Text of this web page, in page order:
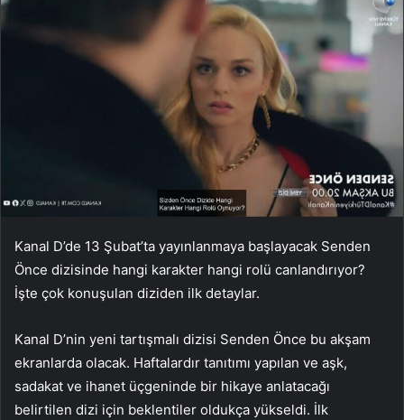
Kanal D’de 13 Şubat’ta yayınlanmaya başlayacak Senden
Önce dizisinde hangi karakter hangi rolü canlandırıyor?
İşte çok konuşulan diziden ilk detaylar.
Kanal D’nin yeni tartışmalı dizisi Senden Önce bu akşam
ekranlarda olacak. Haftalardır tanıtımı yapılan ve aşk,
sadakat ve ihanet üçgeninde bir hikaye anlatacağı
belirtilen dizi için beklentiler oldukça yükseldi. İlk